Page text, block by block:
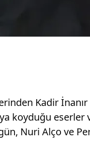
Kadir
koyduğu
Nuri Alço ve